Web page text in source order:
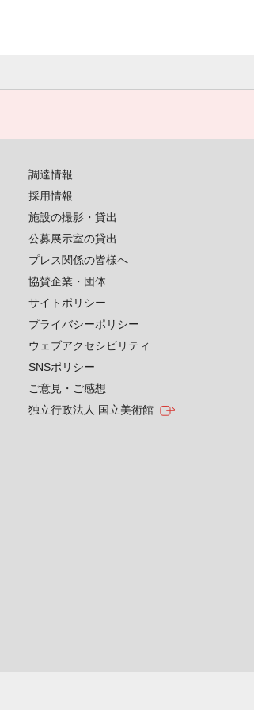
調達情報
採用情報
施設の撮影・貸出
公募展示室の貸出
プレス関係の皆様へ
協賛企業・団体
サイトポリシー
プライバシーポリシー
ウェブアクセシビリティ
SNSポリシー
ご意見・ご感想
独立行政法人 国立美術館